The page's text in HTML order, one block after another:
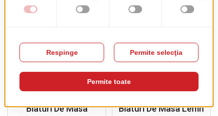
Blaturi De Masa
Blaturi De Masa Lemn